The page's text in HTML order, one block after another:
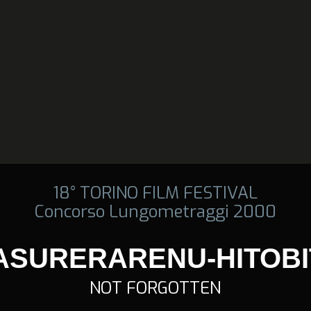
18° TORINO FILM FESTIVAL
Concorso Lungometraggi 2000
NOT FORGOTTEN